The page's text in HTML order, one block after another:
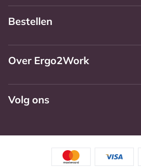
Bestellen
Over Ergo2Work
Volg ons